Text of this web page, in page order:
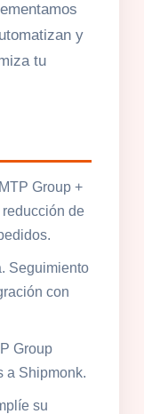
y
tu
Group +
de
Seguimiento
con
Group
a Shipmonk.
su